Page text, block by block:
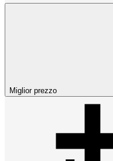
Miglior prezzo